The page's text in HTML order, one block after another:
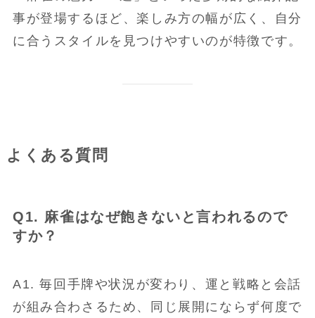
事が登場するほど、楽しみ方の幅が広く、自分
に合うスタイルを見つけやすいのが特徴です。
よくある質問
Q1. 麻雀はなぜ飽きないと言われるので
すか？
A1. 毎回手牌や状況が変わり、運と戦略と会話
が組み合わさるため、同じ展開にならず何度で